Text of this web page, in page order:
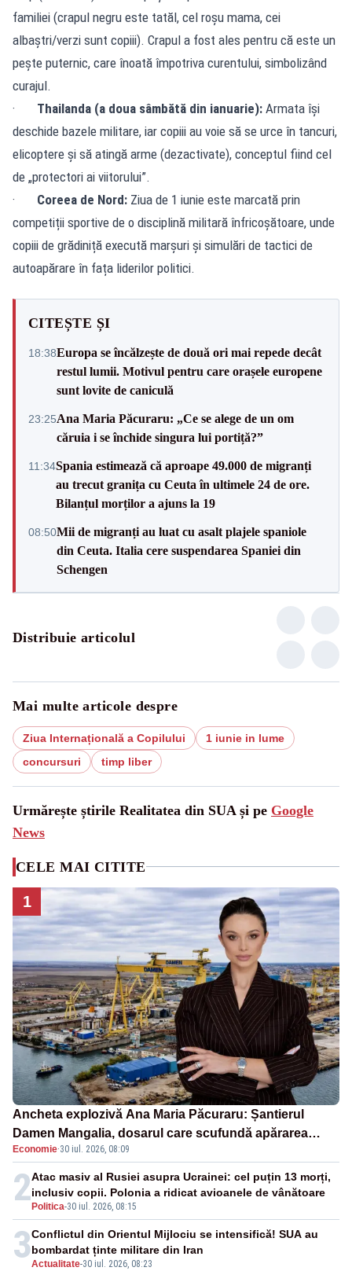
familiei (crapul negru este tatăl, cel roșu mama, cei
albaștri/verzi sunt copiii). Crapul a fost ales pentru că este un
pește puternic, care înoată împotriva curentului, simbolizând
curajul.
· Thailanda (a doua sâmbătă din ianuarie): Armata își
deschide bazele militare, iar copiii au voie să se urce în tancuri,
elicoptere și să atingă arme (dezactivate), conceptul fiind cel
de „protectori ai viitorului”.
· Coreea de Nord: Ziua de 1 iunie este marcată prin
competiții sportive de o disciplină militară înfricoșătoare, unde
copiii de grădiniță execută marșuri și simulări de tactici de
autoapărare în fața liderilor politici.
CITEȘTE ȘI
18:38Europa se încălzește de două ori mai repede decât
restul lumii. Motivul pentru care orașele europene
sunt lovite de caniculă
23:25Ana Maria Păcuraru: „Ce se alege de un om
căruia i se închide singura lui portiță?”
11:34Spania estimează că aproape 49.000 de migranți
au trecut granița cu Ceuta în ultimele 24 de ore.
Bilanțul morților a ajuns la 19
08:50Mii de migranți au luat cu asalt plajele spaniole
din Ceuta. Italia cere suspendarea Spaniei din
Schengen
Distribuie articolul
Mai multe articole despre
Ziua Internațională a Copilului
1 iunie in lume
concursuri
timp liber
Urmărește știrile Realitatea din SUA și pe Google
News
CELE MAI CITITE
1
Ancheta explozivă Ana Maria Păcuraru: Șantierul
Damen Mangalia, dosarul care scufundă apărarea
României
Economie·30 iul. 2026, 08:09
2 Politica-30 iul. 2026, 08:15
Atac masiv al Rusiei asupra Ucrainei: cel puțin 13 morți,
inclusiv copii. Polonia a ridicat avioanele de vânătoare
3Actualitate-30 iul. 2026, 08:23
Conflictul din Orientul Mijlociu se intensifică! SUA au
bombardat ținte militare din Iran